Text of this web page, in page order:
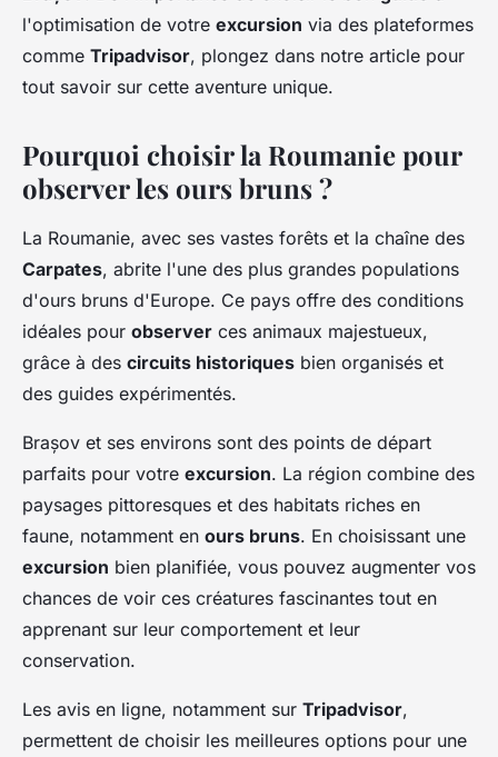
l'optimisation de votre excursion via des plateformes
comme Tripadvisor, plongez dans notre article pour
tout savoir sur cette aventure unique.
Pourquoi choisir la Roumanie pour
observer les ours bruns ?
La Roumanie, avec ses vastes forêts et la chaîne des
Carpates, abrite l'une des plus grandes populations
d'ours bruns d'Europe. Ce pays offre des conditions
idéales pour observer ces animaux majestueux,
grâce à des circuits historiques bien organisés et
des guides expérimentés.
Brașov et ses environs sont des points de départ
parfaits pour votre excursion. La région combine des
paysages pittoresques et des habitats riches en
faune, notamment en ours bruns. En choisissant une
excursion bien planifiée, vous pouvez augmenter vos
chances de voir ces créatures fascinantes tout en
apprenant sur leur comportement et leur
conservation.
Les avis en ligne, notamment sur Tripadvisor,
permettent de choisir les meilleures options pour une